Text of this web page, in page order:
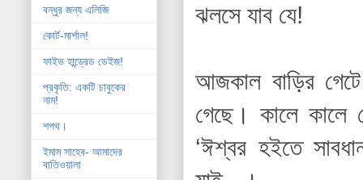
ঝলসে যাব যে!
আজকাল বাড়ির
গেছে। কালে কালে
‘ঈশ্বর হইতে
বন্ধুর জন্য এলিজি
কোর্ট-মার্শাল!
ফাইভ হান্ড্রেড ডেইজ!
প্রকৃতি: একটি চাবুকের
নাম!
শপথ।
ইমাম সাহেব- আমাদের
বাতিওয়ালা